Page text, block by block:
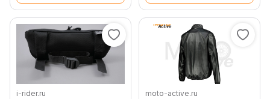
i-rider.ru moto-active.ru